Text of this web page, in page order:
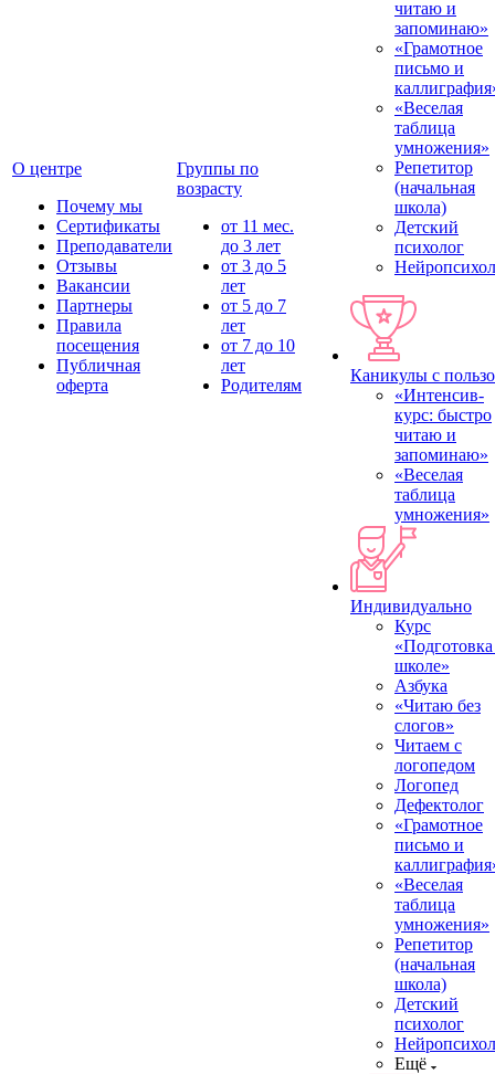
О центре
Почему мы
Сертификаты
Преподаватели
Отзывы
Вакансии
Партнеры
Правила
посещения
Публичная
оферта
Группы по
возрасту
от 11 мес.
до 3 лет
от 3 до 5
лет
от 5 до 7
лет
от 7 до 10
лет
Родителям
читаю и
запоминаю»
«Грамотное
письмо и
«Веселая
таблица
умножения»
Репетитор
(начальная
школа)
Детский
психолог
Каникулы с
«Интенсив-
курс: быстро
читаю и
запоминаю»
«Веселая
таблица
умножения»
Индивидуально
Курс
школе»
Азбука
«Читаю без
слогов»
Читаем с
логопедом
Логопед
Дефектолог
«Грамотное
письмо и
«Веселая
таблица
умножения»
Репетитор
(начальная
школа)
Детский
психолог
Ещё